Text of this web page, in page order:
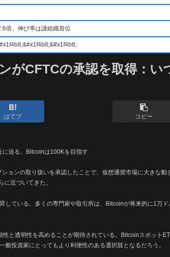
倍、伸び率は謎組織首位
がCFTCの承認を取得：い
はてブ コピー
に迫る、Bitcoinは100Kを目指す
ョンの取り扱いを承認したことで、仮想通貨市場に大きな動
近づいてきた。
ている。多くの専門家や取引所は、Bitcoinが将来的に1万ド
と透明性を高めることが期待されている。Bitcoinスポット
投資家にとってもより利便性のある選択肢となるだろう。